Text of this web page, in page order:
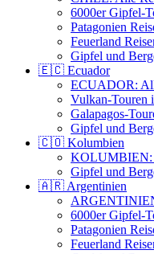
6000er Gipfel-
Patagonien
Feuerland
Gipfel und
🇪🇨 Ecuador
ECUADOR:
Vulkan-Touren
Galapagos-
Gipfel und
🇨🇴 Kolumbien
KOLUMBIEN:
Gipfel und
🇦🇷 Argentinien
6000er Gipfel-
Patagonien
Feuerland